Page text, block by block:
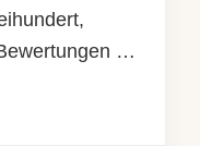
…